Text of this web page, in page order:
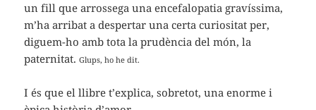
un fill que arrossega una encefalopatia gravíssima,
m’ha arribat a despertar una certa curiositat per,
diguem-ho amb tota la prudència del món, la
paternitat.Glups, ho he dit.
I és que el llibre t’explica, sobretot, una enorme i